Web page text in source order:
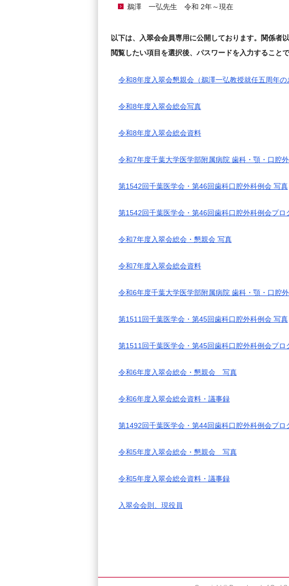
鵜澤 一弘先生 令和 2年～現在
以下は、入翠会会員専用に公開しております。関係者
閲覧したい項目を選択後、パスワードを入力することで
令和8年度入翠会懇親会（鵜澤一弘教授就任五周年
令和8年度入翠会総会写真
令和8年度入翠会総会資料
令和7年度千葉大学医学部附属病院 歯科・顎・口腔
第1542回千葉医学会・第46回歯科口腔外科例会 写真
第1542回千葉医学会・第46回歯科口腔外科例会プロ
令和7年度入翠会総会・懇親会 写真
令和7年度入翠会総会資料
令和6年度千葉大学医学部附属病院 歯科・顎・口腔
第1511回千葉医学会・第45回歯科口腔外科例会 写真
第1511回千葉医学会・第45回歯科口腔外科例会プロ
令和6年度入翠会総会・懇親会 写真
令和6年度入翠会総会資料・議事録
第1492回千葉医学会・第44回歯科口腔外科例会プロ
令和5年度入翠会総会・懇親会 写真
令和5年度入翠会総会資料・議事録
入翠会会則、現役員